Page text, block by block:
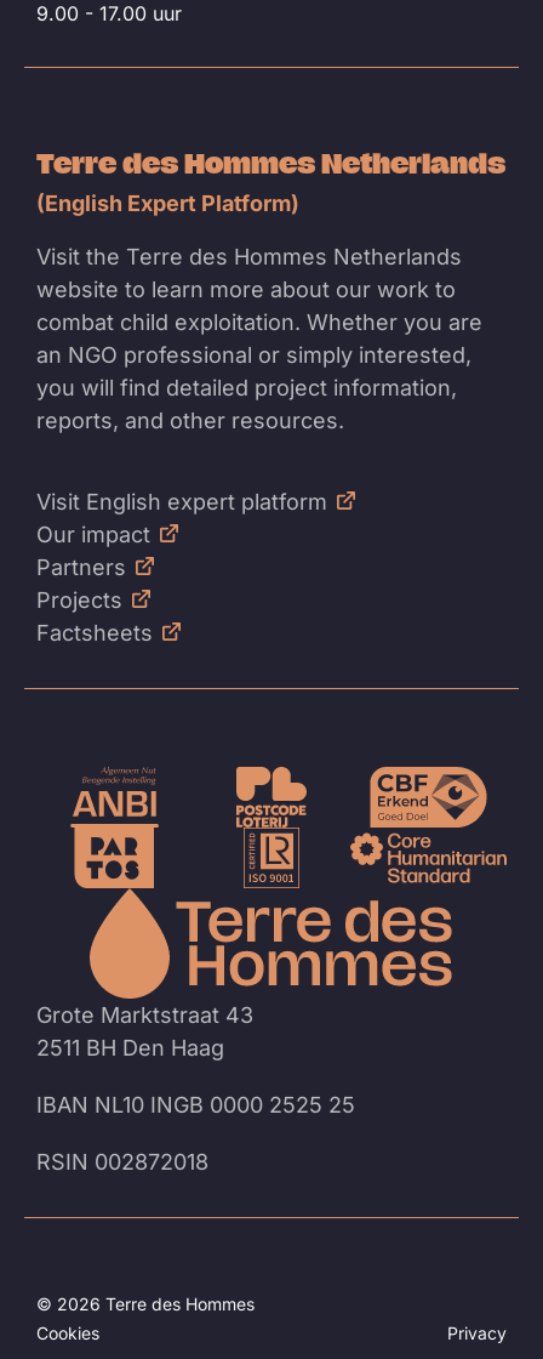
9.00 - 17.00 uur
Terre des Hommes Netherlands
(English Expert Platform)
Visit the Terre des Hommes Netherlands
website to learn more about our work to
combat child exploitation. Whether you are
an NGO professional or simply interested,
you will find detailed project information,
reports, and other resources.
Visit English expert platform
Our impact
Partners
Projects
Factsheets
Grote Marktstraat 43
2511 BH Den Haag
IBAN NL10 INGB 0000 2525 25
RSIN 002872018
© 2026 Terre des Hommes
Cookies
Privacy